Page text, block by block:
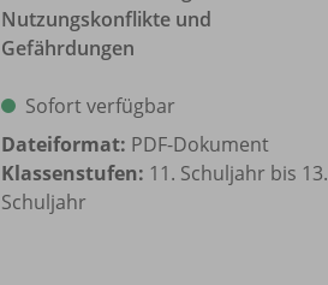
Nutzungskonflikte und
Gefährdungen
Sofort verfügbar
Dateiformat: PDF-Dokument
Klassenstufen: 11. Schuljahr bis 13.
Schuljahr